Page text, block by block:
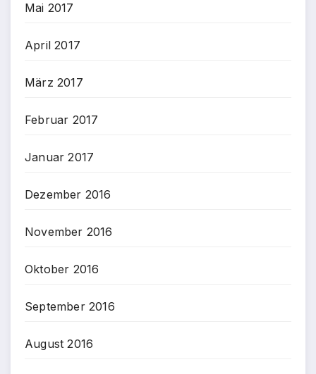
Mai 2017
April 2017
März 2017
Februar 2017
Januar 2017
Dezember 2016
November 2016
Oktober 2016
September 2016
August 2016